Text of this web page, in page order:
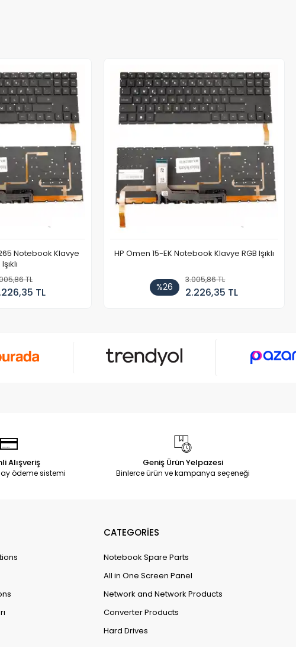
Notebook Klavye
TL
TL
HP Omen 15-EK Notebook Klavye RGB Işıklı
%26
3.005,86 TL
2.226,35 TL
Alışveriş
ödeme sistemi
Geniş Ürün Yelpazesi
Binlerce ürün ve kampanya seçeneği
CATEGORİES
Notebook Spare Parts
All in One Screen Panel
Network and Network Products
Converter Products
Hard Drives